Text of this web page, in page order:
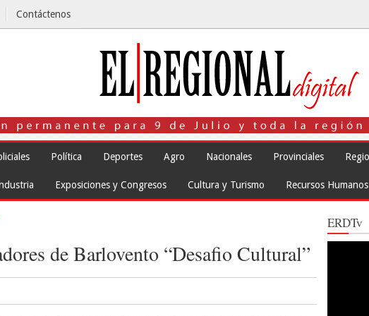
Contáctenos
Política Deportes Agro Nacionales Provinciales
Exposiciones y Congresos Cultura y Turismo Recursos Humanos
de Barlovento “Desafio Cultural”
ERDTv